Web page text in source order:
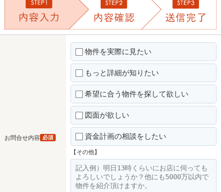
お問合せ内容 必須
物件を実際に見たい
もっと詳細が知りたい
希望に合う物件を探して欲しい
図面が欲しい
資金計画の相談をしたい
【その他】